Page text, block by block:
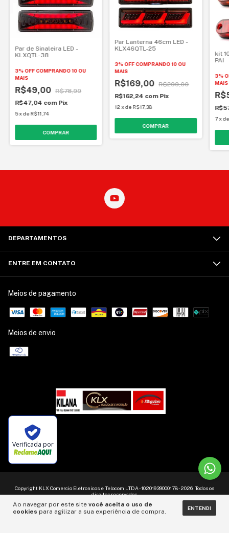
Ao navegar por este site você aceita o uso de
cookies para agilizar a sua experiência de compra. ENTENDI
Par de Sinaleira LED -
KLXQTL-38
3% OFFCOMPRANDO 10 OU
MAIS
R$49,00 R$78,99
R$47,04 com Pix
5xdeR$11,74
Par Lanterna 46cm LED -
KLX46QTL-25
3% OFFCOMPRANDO 10 OU
MAIS
R$169,00
R$299,00
R$162,24 com Pix
12 xdeR$17,38
kit
PAI
3%
MAIS
7x
DEPARTAMENTOS
ENTRE EM CONTATO
Meios de pagamento
Meios de envio
Verificada por
Copyright KLX Comercio Eletronicos e Telocom LTDA - 10201939000178 - 2026. Todos os
direitos reservados.